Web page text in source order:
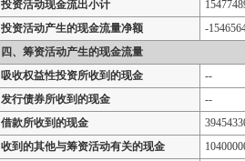
投资活动现金流出小计
投资活动产生的现金流量净额
-
四、筹资活动产生的现金流量
吸收权益性投资所收到的现金
--
发行债券所收到的现金
--
借款所收到的现金
收到的其他与筹资活动有关的现金